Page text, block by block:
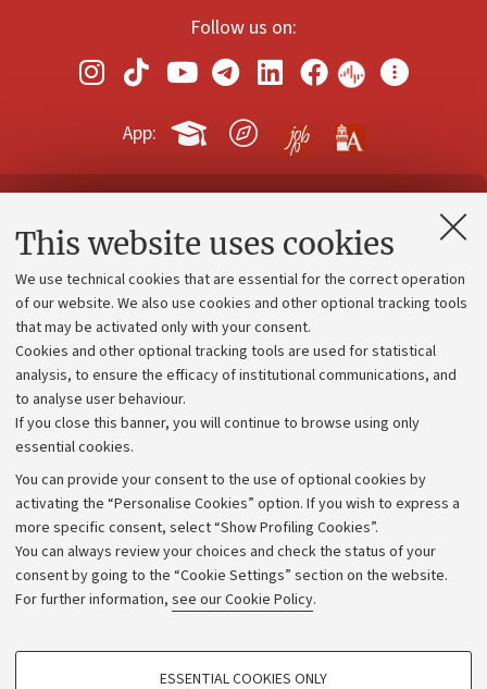
This website uses cookies
We use technical cookies that are essential for the correct operation
of our website. We also use cookies and other optional tracking tools
that may be activated only with your consent.
Cookies and other optional tracking tools are used for statistical
analysis, to ensure the efficacy of institutional communications, and
to analyse user behaviour.
If you close this banner, you will continue to browse using only
essential cookies.
You can provide your consent to the use of optional cookies by
activating the “Personalise Cookies” option. If you wish to express a
more specific consent, select “Show Profiling Cookies”.
You can always review your choices and check the status of your
consent by going to the “Cookie Settings” section on the website.
For further information, see our Cookie Policy.
PROFILING COOKIES - OPTIONAL
ESSENTIAL COOKIES ONLY
Follow us on:
App:
Contacts and certified e-mail (PEC)
Administrative divisions
Work with us
Alumni community
Strategic plan
University budgets
Calls and competitions
Transparent administration
Appeals lodged
Merchandising - UniboStore
Website and accessibility information
Accessibility statement